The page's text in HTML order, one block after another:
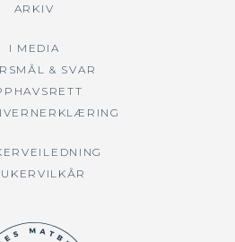
ARKIV
I MEDIA
& SVAR